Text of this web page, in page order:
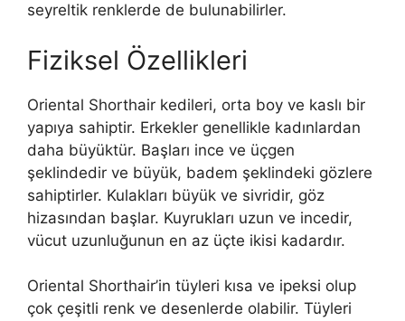
seyreltik renklerde de bulunabilirler.
Fiziksel Özellikleri
Oriental Shorthair kedileri, orta boy ve kaslı bir
yapıya sahiptir. Erkekler genellikle kadınlardan
daha büyüktür. Başları ince ve üçgen
şeklindedir ve büyük, badem şeklindeki gözlere
sahiptirler. Kulakları büyük ve sivridir, göz
hizasından başlar. Kuyrukları uzun ve incedir,
vücut uzunluğunun en az üçte ikisi kadardır.
Oriental Shorthair’in tüyleri kısa ve ipeksi olup
çok çeşitli renk ve desenlerde olabilir. Tüyleri